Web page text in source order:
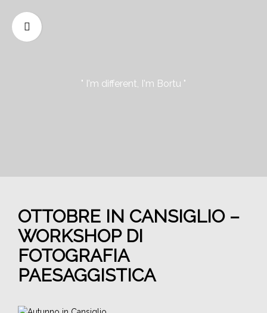
" I'm different, I'm Bortu "
OTTOBRE IN CANSIGLIO –
WORKSHOP DI
FOTOGRAFIA
PAESAGGISTICA